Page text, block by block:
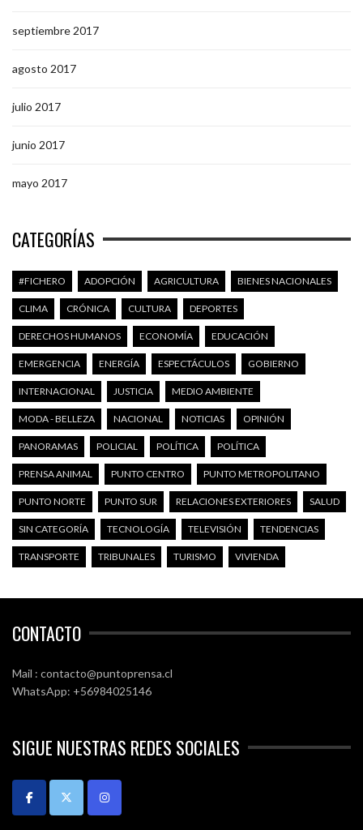
septiembre 2017
agosto 2017
julio 2017
junio 2017
mayo 2017
CATEGORÍAS
#FICHERO ADOPCIÓN AGRICULTURA BIENES NACIONALES
CLIMA CRÓNICA CULTURA DEPORTES
DERECHOS HUMANOS ECONOMÍA EDUCACIÓN
EMERGENCIA ENERGÍA ESPECTÁCULOS GOBIERNO
INTERNACIONAL JUSTICIA MEDIO AMBIENTE
MODA - BELLEZA NACIONAL NOTICIAS OPINIÓN
PANORAMAS POLICIAL POLÍTICA POLÍTICA
PRENSA ANIMAL PUNTO CENTRO PUNTO METROPOLITANO
PUNTO NORTE PUNTO SUR RELACIONES EXTERIORES SALUD
SIN CATEGORÍA TECNOLOGÍA TELEVISIÓN TENDENCIAS
TRANSPORTE TRIBUNALES TURISMO VIVIENDA
CONTACTO
Mail : contacto@puntoprensa.cl
WhatsApp: +56984025146
SIGUE NUESTRAS REDES SOCIALES